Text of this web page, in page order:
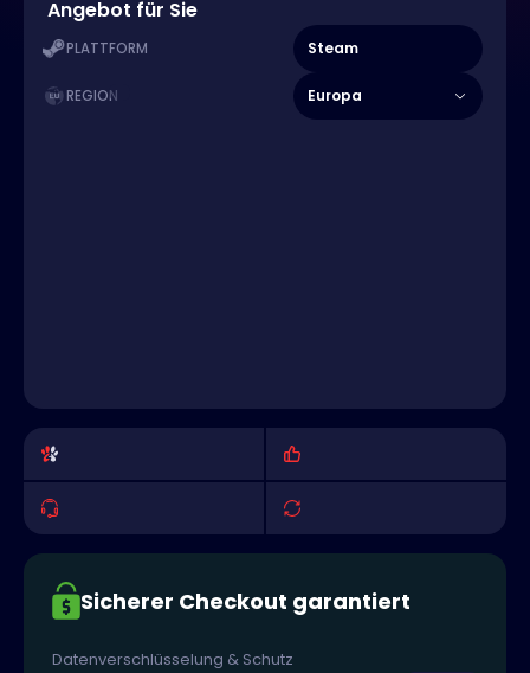
Angebot für Sie
PLATTFORM Steam
REGION Europa
Sicherer Checkout garantiert
Datenverschlüsselung & Schutz